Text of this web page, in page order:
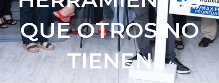
QUE OTROS NO
TIENEN